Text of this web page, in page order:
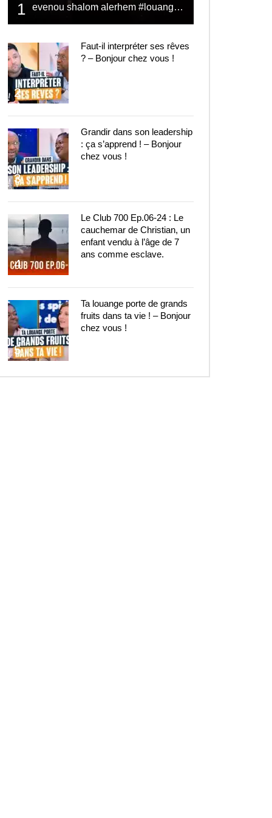
1 evenou shalom alerhem #louange #prière #shalom
2
Faut-il interpréter ses rêves
? – Bonjour chez vous !
3
Grandir dans son leadership
: ça s’apprend ! – Bonjour
chez vous !
4
Le Club 700 Ep.06-24 : Le
cauchemar de Christian, un
enfant vendu à l’âge de 7
ans comme esclave.
5
Ta louange porte de grands
fruits dans ta vie ! – Bonjour
chez vous !